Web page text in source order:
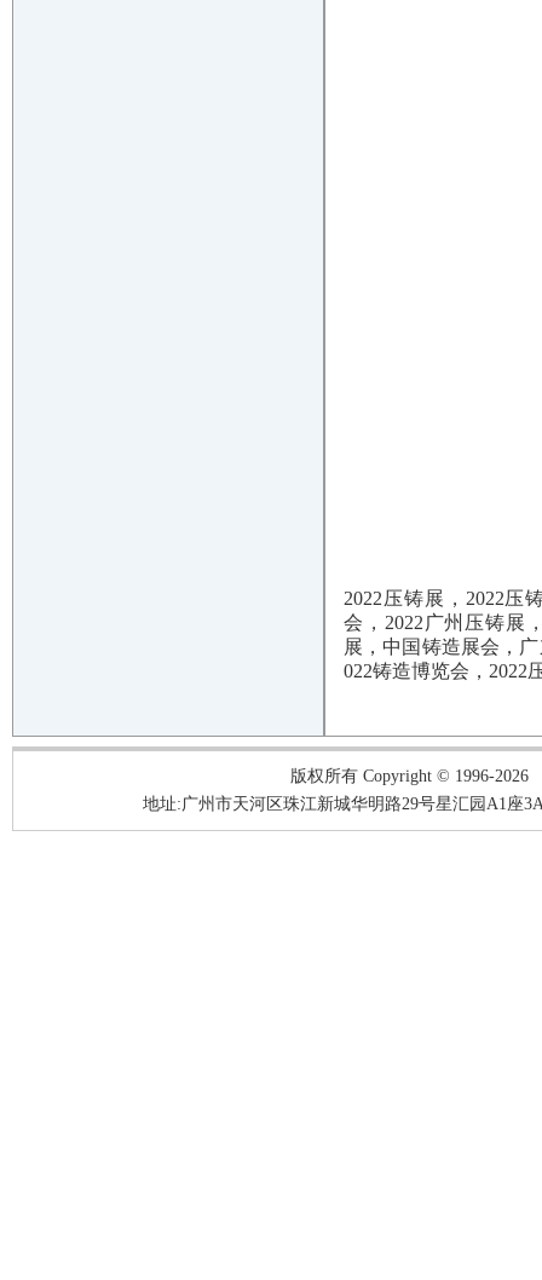
2022压铸展，2022压
会，2022广州压铸展
展，中国铸造展会，
022铸造博览会，2022
版权所有 Copyright © 1996-2026
地址:广州市天河区珠江新城华明路29号星汇园A1座